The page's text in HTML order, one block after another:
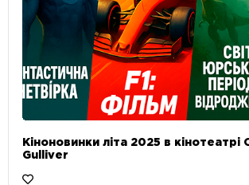
Кіноновинки літа 2025 в
Gulliver